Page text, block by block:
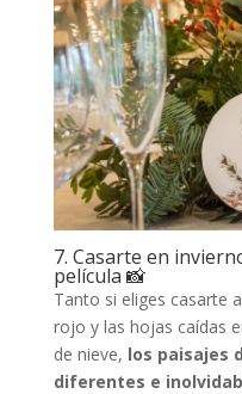
7. Casarte en
película 📸
Tanto si eliges casarte
rojo y las hojas caídas
de nieve, los paisajes
diferentes e